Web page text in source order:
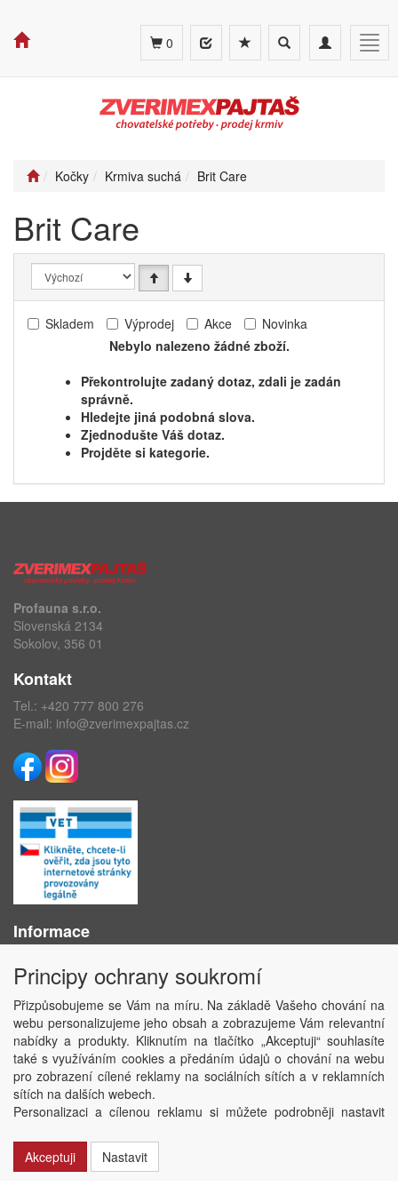
Toggle
navigation
Toggle
search
0
Kočky Krmiva suchá Brit Care
Brit Care
Skladem Výprodej Akce
Novinka
Nebylo nalezeno žádné zboží.
Překontrolujte zadaný dotaz, zdali je zadán
správně.
Hledejte jiná podobná slova.
Zjednodušte Váš dotaz.
Projděte si kategorie.
Profauna s.r.o.
Slovenská 2134
Sokolov, 356 01
Kontakt
Tel.: +420 777 800 276
E-mail: info@zverimexpajtas.cz
Informace
Obchodní podmínky
Ochrana osobních údajů
Kontakt
Losování účtenek
Aktuality
Nastavení soukromí
Copyright © ABRA Software a.s. 2020
Principy ochrany soukromí
Přizpůsobujeme se Vám na míru. Na základě Vašeho chování na
webu personalizujeme jeho obsah a zobrazujeme Vám relevantní
nabídky a produkty. Kliknutím na tlačítko „Akceptuji“ souhlasíte
také s využíváním cookies a předáním údajů o chování na webu
pro zobrazení cílené reklamy na sociálních sítích a v reklamních
sítích na dalších webech.
Personalizaci a cílenou reklamu si můžete podrobněji nastavit
Akceptuji
Nastavit